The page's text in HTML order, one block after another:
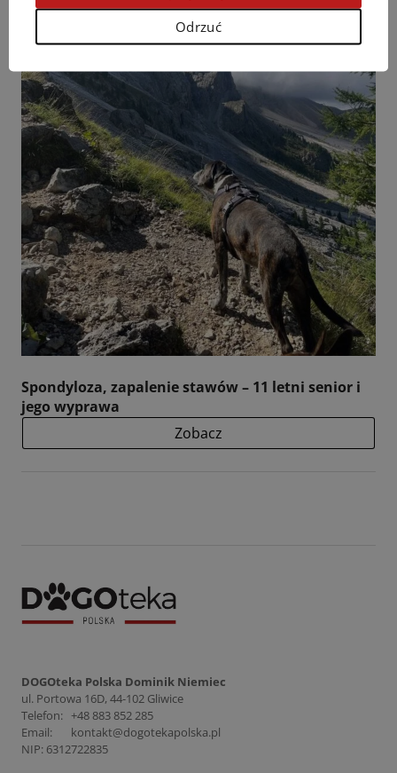
Spondyloza, zapalenie stawów – 11 letni senior i
jego wyprawa
Zobacz
DOGOteka Polska Dominik Niemiec
ul. Portowa 16D, 44-102 Gliwice
Telefon: +48 883 852 285
Email:
kontakt@dogotekapolska.pl
NIP: 6312722835
Odrzuć